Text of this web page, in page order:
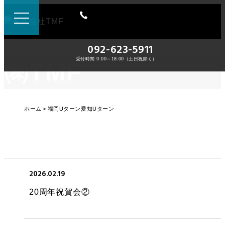
092-623-5911
受付時間 9:00～18:00（土日祝除く）
㈱TMF
ホーム 福岡Uターン愛知Uターン
2026.02.19
20周年祝賀会②